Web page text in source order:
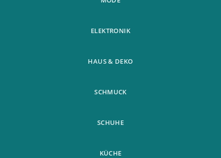
ELEKTRONIK
HAUS & DEKO
SCHMUCK
SCHUHE
KÜCHE